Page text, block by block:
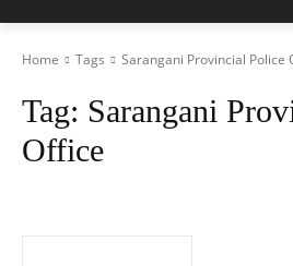
Home Tags Sarangani Provincial Police
Tag: Sarangani
Office